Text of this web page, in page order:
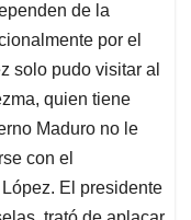
de la
por el
solo pudo visitar al
quien tiene
Maduro no le
con el
El presidente